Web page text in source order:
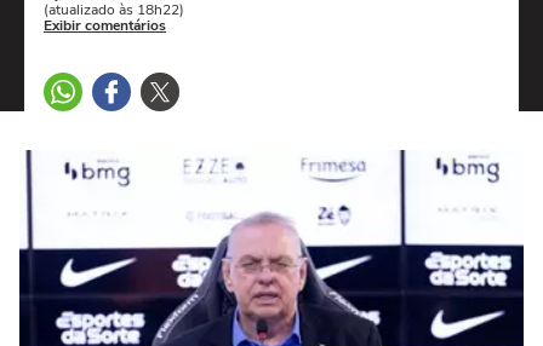
(atualizado às 18h22)
Exibir comentários